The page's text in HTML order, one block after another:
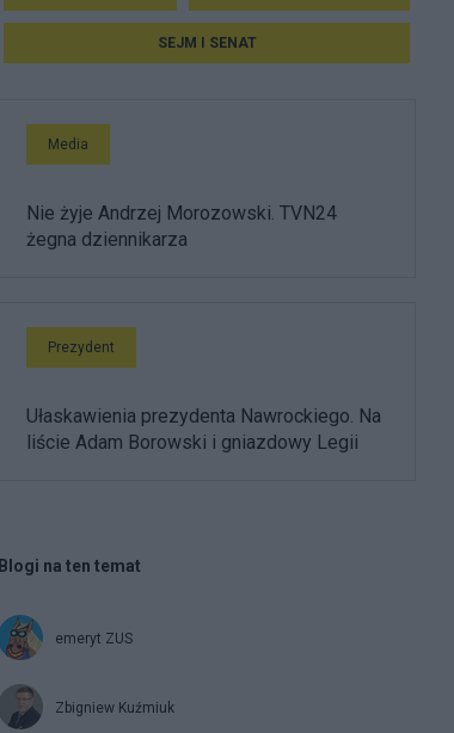
SEJM I SENAT
Media
Nie żyje Andrzej Morozowski. TVN24
żegna dziennikarza
Prezydent
Ułaskawienia prezydenta Nawrockiego. Na
liście Adam Borowski i gniazdowy Legii
Blogi na ten temat
emeryt ZUS
Zbigniew Kuźmiuk